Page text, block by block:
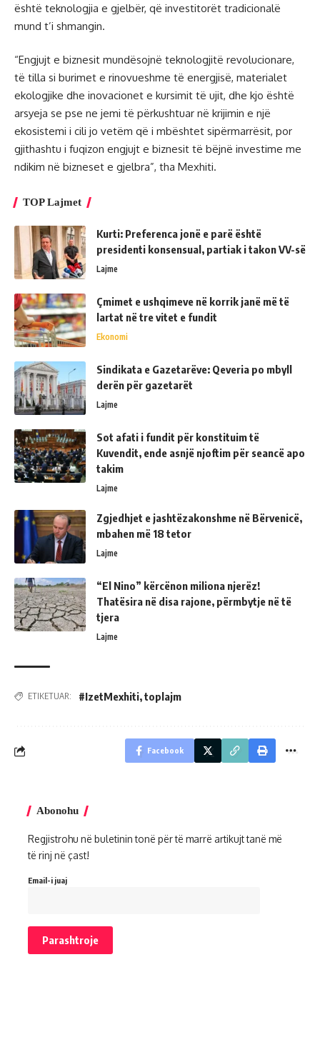
është teknologjia e gjelbër, që investitorët tradicionalë
mund t’i shmangin.
“Engjujt e biznesit mundësojnë teknologjitë revolucionare,
të tilla si burimet e rinovueshme të energjisë, materialet
ekologjike dhe inovacionet e kursimit të ujit, dhe kjo është
arsyeja se pse ne jemi të përkushtuar në krijimin e një
ekosistemi i cili jo vetëm që i mbështet sipërmarrësit, por
gjithashtu i fuqizon engjujt e biznesit të bëjnë investime me
ndikim në bizneset e gjelbra”, tha Mexhiti.
TOP Lajmet
Kurti: Preferenca jonë e parë është
presidenti konsensual, partiak i takon VV-së
Lajme
Çmimet e ushqimeve në korrik janë më të
lartat në tre vitet e fundit
Ekonomi
Sindikata e Gazetarëve: Qeveria po mbyll
derën për gazetarët
Lajme
Sot afati i fundit për konstituim të
Kuvendit, ende asnjë njoftim për seancë apo
takim
Lajme
Zgjedhjet e jashtëzakonshme në Bërvenicë,
mbahen më 18 tetor
Lajme
“El Nino” kërcënon miliona njerëz!
Thatësira në disa rajone, përmbytje në të
tjera
Lajme
ETIKETUAR: #IzetMexhiti,toplajm
Facebook
Abonohu
Regjistrohu në buletinin tonë për të marrë artikujt tanë më
të rinj në çast!
Email-i juaj